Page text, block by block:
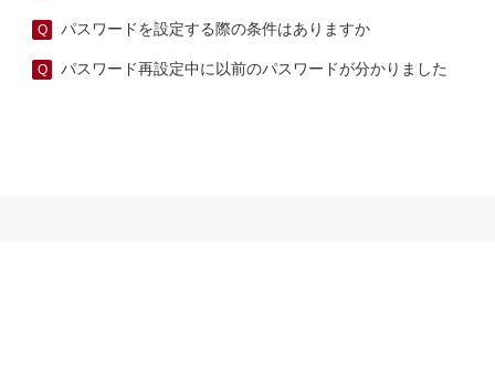
パスワードを設定する際の条件はありますか
パスワード再設定中に以前のパスワードが分かりました